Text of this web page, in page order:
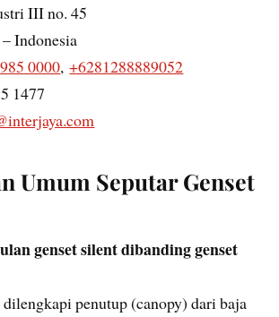
III no. 45
Indonesia
0000,+6281288889052
1477
Umum Seputar Genset
genset silent dibanding genset
penutup (canopy) dari baja